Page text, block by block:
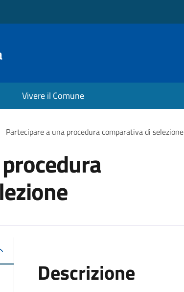
Vivere il Comune
Partecipare a una procedura comparativa di selezione
Descrizione